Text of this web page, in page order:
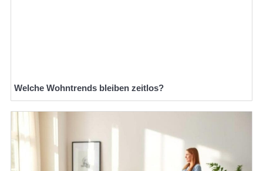
Welche Wohntrends bleiben zeitlos?